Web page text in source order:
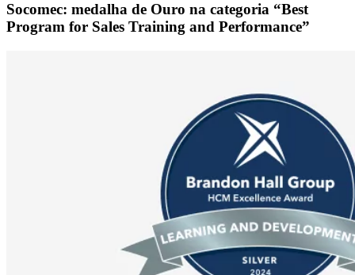
Socomec: medalha de Ouro na categoria “Best
Program for Sales Training and Performance”